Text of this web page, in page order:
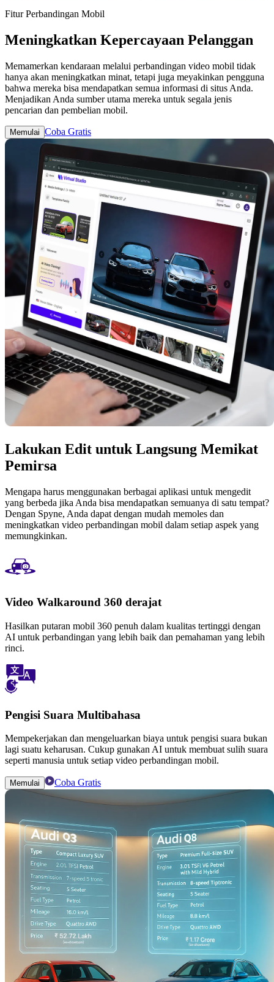
Fitur Perbandingan Mobil
Meningkatkan Kepercayaan Pelanggan
Memamerkan kendaraan melalui perbandingan video mobil tidak
hanya akan meningkatkan minat, tetapi juga meyakinkan pengguna
bahwa mereka bisa mendapatkan semua informasi di situs Anda.
Menjadikan Anda sumber utama mereka untuk segala jenis
pencarian dan pembelian mobil.
Memulai Coba Gratis
Lakukan Edit untuk Langsung Memikat
Pemirsa
Mengapa harus menggunakan berbagai aplikasi untuk mengedit
yang berbeda jika Anda bisa mendapatkan semuanya di satu tempat?
Dengan Spyne, Anda dapat dengan mudah memoles dan
meningkatkan video perbandingan mobil dalam setiap aspek yang
memungkinkan.
Video Walkaround 360 derajat
Hasilkan putaran mobil 360 penuh dalam kualitas tertinggi dengan
AI untuk perbandingan yang lebih baik dan pemahaman yang lebih
rinci.
Pengisi Suara Multibahasa
Mempekerjakan dan mengeluarkan biaya untuk pengisi suara bukan
lagi suatu keharusan. Cukup gunakan AI untuk membuat sulih suara
seperti manusia untuk setiap video perbandingan mobil.
Memulai Coba Gratis